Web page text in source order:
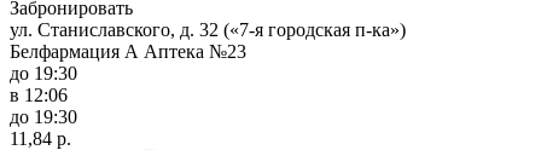
Забронировать
ул. Станиславского, д. 32 («7-я городская п-ка»)
Белфармация А Аптека №23
до 19:30
в 12:06
до 19:30
11,84 р.